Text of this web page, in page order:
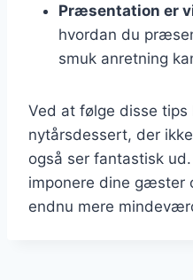
Præsentation er
hvordan du
smuk anretning
Ved at følge disse tips
nytårsdessert, der
også ser fantastisk
imponere dine gæster
endnu mere